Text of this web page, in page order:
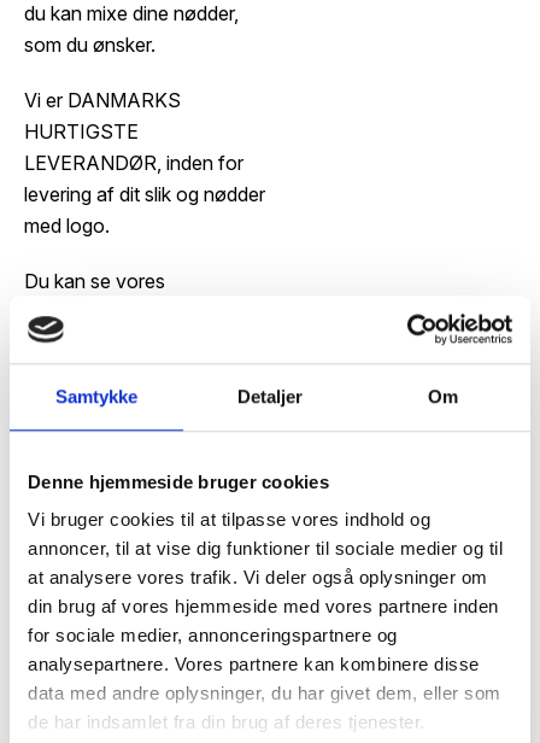
Samtykke Detaljer Om
Denne hjemmeside bruger cookies
Vi bruger cookies til at tilpasse vores indhold og
annoncer, til at vise dig funktioner til sociale medier og til
at analysere vores trafik. Vi deler også oplysninger om
din brug af vores hjemmeside med vores partnere inden
for sociale medier, annonceringspartnere og
analysepartnere. Vores partnere kan kombinere disse
data med andre oplysninger, du har givet dem, eller som
de har indsamlet fra din brug af deres tjenester.
du kan mixe dine nødder,
som du ønsker.​
Vi er DANMARKS
HURTIGSTE
LEVERANDØR, inden for
levering af dit slik og nødder
med logo.​
​Du kan se vores
smagssortiment, herunder.​
Holdbarhed: 6 mdr.
SMAGSVARIANTER